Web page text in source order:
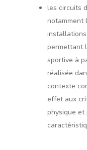
les circuits
notamment
permettant
sportive à
réalisée
contexte
effet aux
physique et